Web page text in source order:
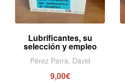
Lubrificantes, su
selección y empleo
Pérez Parra, David
9,00€